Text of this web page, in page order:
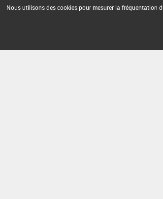
Nous utilisons des cookies pour mesurer la fréquentation